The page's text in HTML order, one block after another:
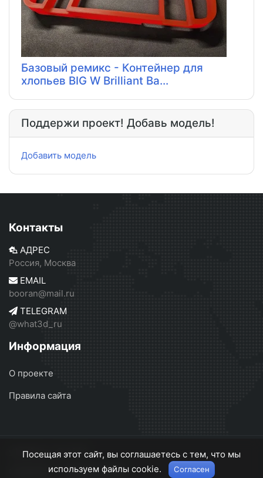
Базовый ремикс - Контейнер для
хлопьев BIG W Brilliant Ba...
Поддержи проект! Добавь модель!
Добавить модель
Контакты
АДРЕС
Россия, Москва
EMAIL
booran@mail.ru
TELEGRAM
@what3d_ru
Информация
О проекте
Правила сайта
what3d.ru © 2026
О проекте
Правила сайта
Посещая этот сайт, вы соглашаетесь с тем, что мы
используем файлы cookie.
Согласен